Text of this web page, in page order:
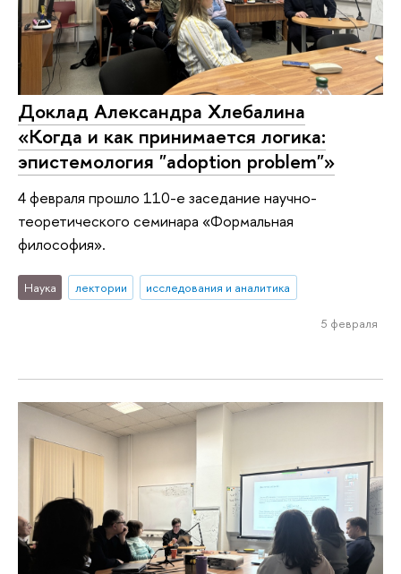
Доклад Александра Хлебалина
«Когда и как принимается логика:
эпистемология "adoption problem"»
4 февраля прошло 110-е заседание научно-
теоретического семинара «Формальная
философия».
Наука лектории исследования и аналитика
5 февраля